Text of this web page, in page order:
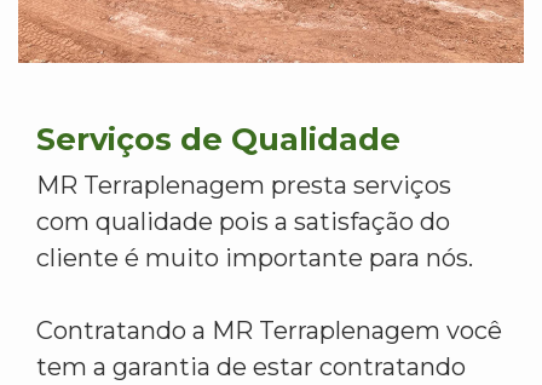
Serviços de Qualidade
MR Terraplenagem presta serviços
com qualidade pois a satisfação do
cliente é muito importante para nós.
Contratando a MR Terraplenagem você
tem a garantia de estar contratando